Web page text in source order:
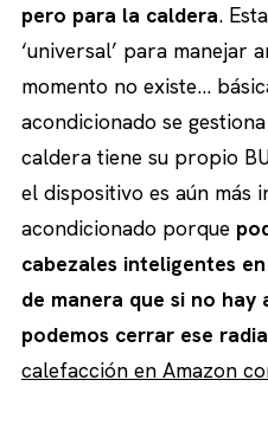
pero para la caldera.
‘universal’ para manejar
momento no existe…
acondicionado se
caldera tiene su propio
el dispositivo es aún más
acondicionado porque
cabezales inteligentes
de manera que si no
podemos cerrar ese
calefacción en Amazon